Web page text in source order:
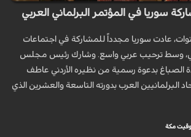
سوريا في المؤتمر البرلماني العربي
عادت سوريا مجدداً للمشاركة في اجتماعات
وسط ترحيب عربي واسع. وشارك رئيس مجلس
بدعوة رسمية من نظيره الأردني عاطف
البرلمانيين العرب بدورته التاسعة والعشرين الذي